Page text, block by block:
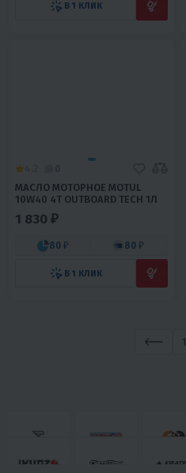
В 1 КЛИК
МАСЛО МОТОРНОЕ MOTUL
10W40 4Т OUTBOARD TECH 1Л
1 830 ₽
80 ₽ 80 ₽
В 1 КЛИК
1